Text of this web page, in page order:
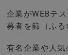
企業がWEBテ
募者を篩（ふる
有名企業や人